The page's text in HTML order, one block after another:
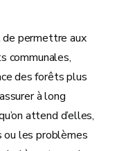
permettre aux
communales,
des forêts plus
à long
attend d’elles,
ou les problèmes